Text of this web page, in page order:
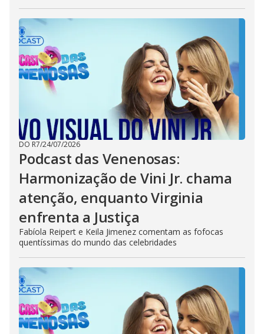
DO R7/24/07/2026
Podcast das Venenosas:
Harmonização de Vini Jr. chama
atenção, enquanto Virginia
enfrenta a Justiça
Fabíola Reipert e Keila Jimenez comentam as fofocas
quentíssimas do mundo das celebridades